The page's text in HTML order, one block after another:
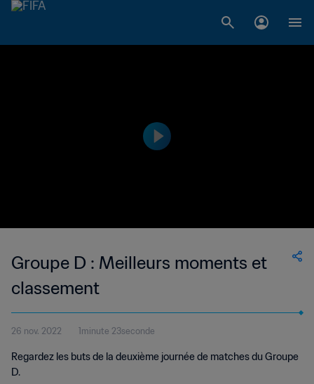
Groupe D : Meilleurs moments et
classement
26 nov. 2022 1minute 23seconde
Regardez les buts de la deuxième journée de matches du Groupe
D.